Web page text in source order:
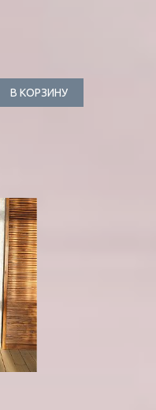
В КОРЗИНУ